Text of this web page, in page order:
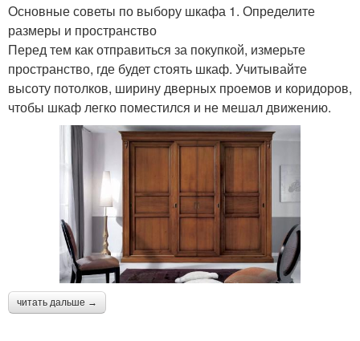
Основные советы по выбору шкафа 1. Определите
размеры и пространство
Перед тем как отправиться за покупкой, измерьте
пространство, где будет стоять шкаф. Учитывайте
высоту потолков, ширину дверных проемов и коридоров,
чтобы шкаф легко поместился и не мешал движению.
читать дальше →